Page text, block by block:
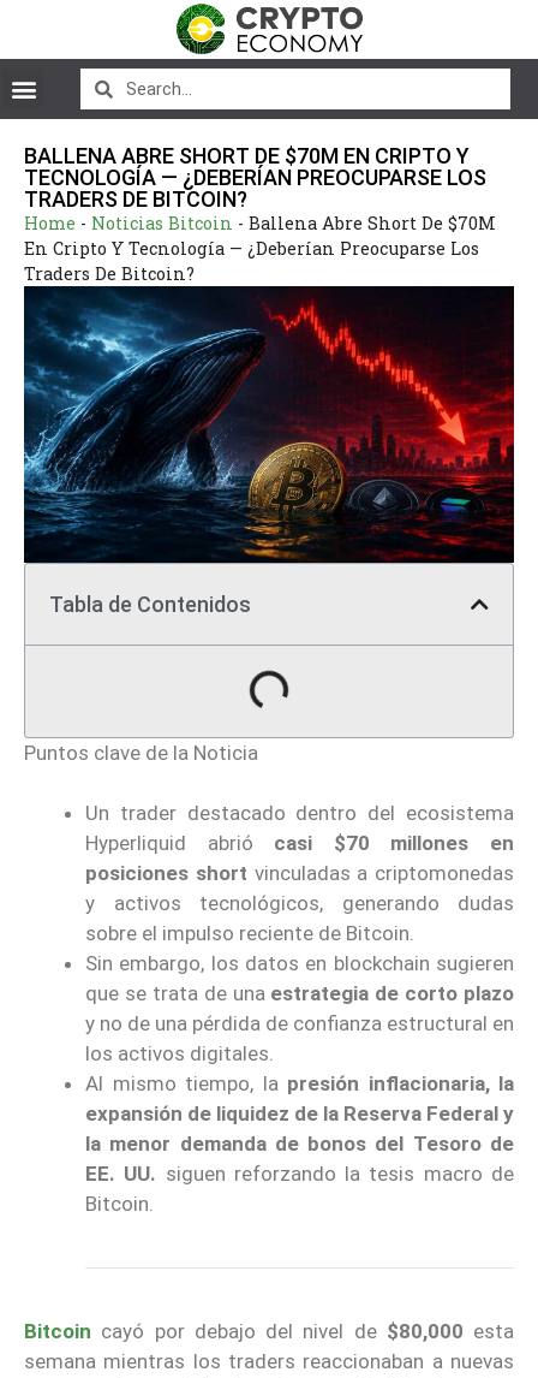
BALLENA ABRE SHORT DE $70M EN CRIPTO Y
TECNOLOGÍA — ¿DEBERÍAN PREOCUPARSE LOS
TRADERS DE BITCOIN?
Home - Noticias Bitcoin - Ballena Abre Short De $70M
En Cripto Y Tecnología — ¿Deberían Preocuparse Los
Traders De Bitcoin?
Tabla de Contenidos
Puntos clave de la Noticia
Un trader destacado dentro del ecosistema
Hyperliquid abrió casi $70 millones en
posiciones short vinculadas a criptomonedas
y activos tecnológicos, generando dudas
sobre el impulso reciente de Bitcoin.
Sin embargo, los datos en blockchain sugieren
que se trata de una estrategia de corto plazo
y no de una pérdida de confianza estructural en
los activos digitales.
Al mismo tiempo, la presión inflacionaria, la
expansión de liquidez de la Reserva Federal y
la menor demanda de bonos del Tesoro de
EE. UU. siguen reforzando la tesis macro de
Bitcoin.
Bitcoin cayó por debajo del nivel de $80,000 esta
semana mientras los traders reaccionaban a nuevas